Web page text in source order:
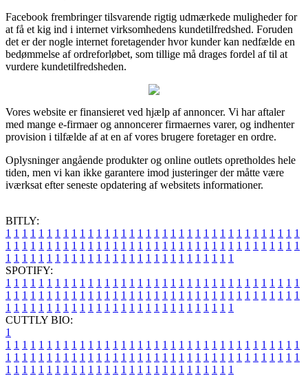
Facebook frembringer tilsvarende rigtig udmærkede muligheder for
at få et kig ind i internet virksomhedens kundetilfredshed. Foruden
det er der nogle internet foretagender hvor kunder kan nedfælde en
bedømmelse af ordreforløbet, som tillige må drages fordel af til at
vurdere kundetilfredsheden.
Vores website er finansieret ved hjælp af annoncer. Vi har aftaler
med mange e-firmaer og annoncerer firmaernes varer, og indhenter
provision i tilfælde af at en af vores brugere foretager en ordre.
Oplysninger angående produkter og online outlets opretholdes hele
tiden, men vi kan ikke garantere imod justeringer der måtte være
iværksat efter seneste opdatering af websitets informationer.
BITLY:
1 1 1 1 1 1 1 1 1 1 1 1 1 1 1 1 1 1 1 1 1 1 1 1 1 1 1 1 1 1 1 1 1 1 1 1
1 1 1 1 1 1 1 1 1 1 1 1 1 1 1 1 1 1 1 1 1 1 1 1 1 1 1 1 1 1 1 1 1 1 1 1
1 1 1 1 1 1 1 1 1 1 1 1 1 1 1 1 1 1 1 1 1 1 1 1 1 1 1 1
SPOTIFY:
1 1 1 1 1 1 1 1 1 1 1 1 1 1 1 1 1 1 1 1 1 1 1 1 1 1 1 1 1 1 1 1 1 1 1 1
1 1 1 1 1 1 1 1 1 1 1 1 1 1 1 1 1 1 1 1 1 1 1 1 1 1 1 1 1 1 1 1 1 1 1 1
1 1 1 1 1 1 1 1 1 1 1 1 1 1 1 1 1 1 1 1 1 1 1 1 1 1 1 1
CUTTLY BIO:
1
1 1 1 1 1 1 1 1 1 1 1 1 1 1 1 1 1 1 1 1 1 1 1 1 1 1 1 1 1 1 1 1 1 1 1 1
1 1 1 1 1 1 1 1 1 1 1 1 1 1 1 1 1 1 1 1 1 1 1 1 1 1 1 1 1 1 1 1 1 1 1 1
1 1 1 1 1 1 1 1 1 1 1 1 1 1 1 1 1 1 1 1 1 1 1 1 1 1 1 1